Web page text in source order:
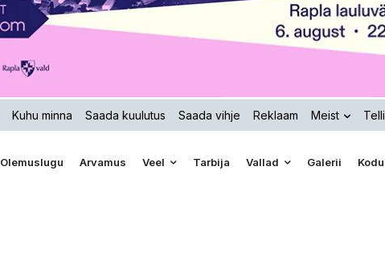
Kuhu minna Saada kuulutus Saada vihje Reklaam Meist
Olemuslugu Arvamus Veel Tarbija Vallad Galerii